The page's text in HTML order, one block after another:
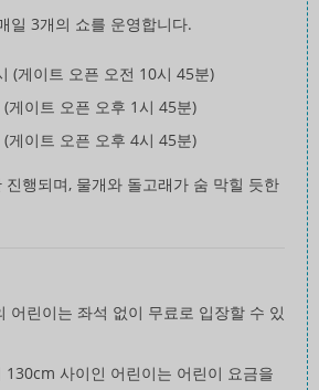
일 3개의 쇼를 운영합니다.
(게이트 오픈 오전 10시 45분)
게이트 오픈 오후 1시 45분)
게이트 오픈 오후 4시 45분)
행되며, 물개와 돌고래가 숨 막힐 듯한
어린이는 좌석 없이 무료로 입장할 수 있
130cm 사이인 어린이는 어린이 요금을